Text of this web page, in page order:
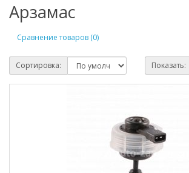
Арзамас
Сравнение товаров (0)
Сортировка: Показать: